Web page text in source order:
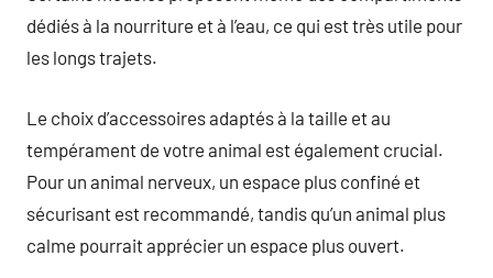
dédiés à la nourriture et à l’eau, ce qui est très utile pour
les longs trajets.
Le choix d’accessoires adaptés à la taille et au
tempérament de votre animal est également crucial.
Pour un animal nerveux, un espace plus confiné et
sécurisant est recommandé, tandis qu’un animal plus
calme pourrait apprécier un espace plus ouvert.